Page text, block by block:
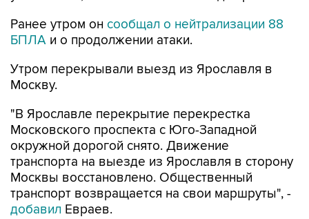
Ранее утром он сообщал о нейтрализации 88
БПЛА и о продолжении атаки.
Утром перекрывали выезд из Ярославля в
Москву.
"В Ярославле перекрытие перекрестка
Московского проспекта с Юго-Западной
окружной дорогой снято. Движение
транспорта на выезде из Ярославля в сторону
Москвы восстановлено. Общественный
транспорт возвращается на свои маршруты", -
добавил Евраев.